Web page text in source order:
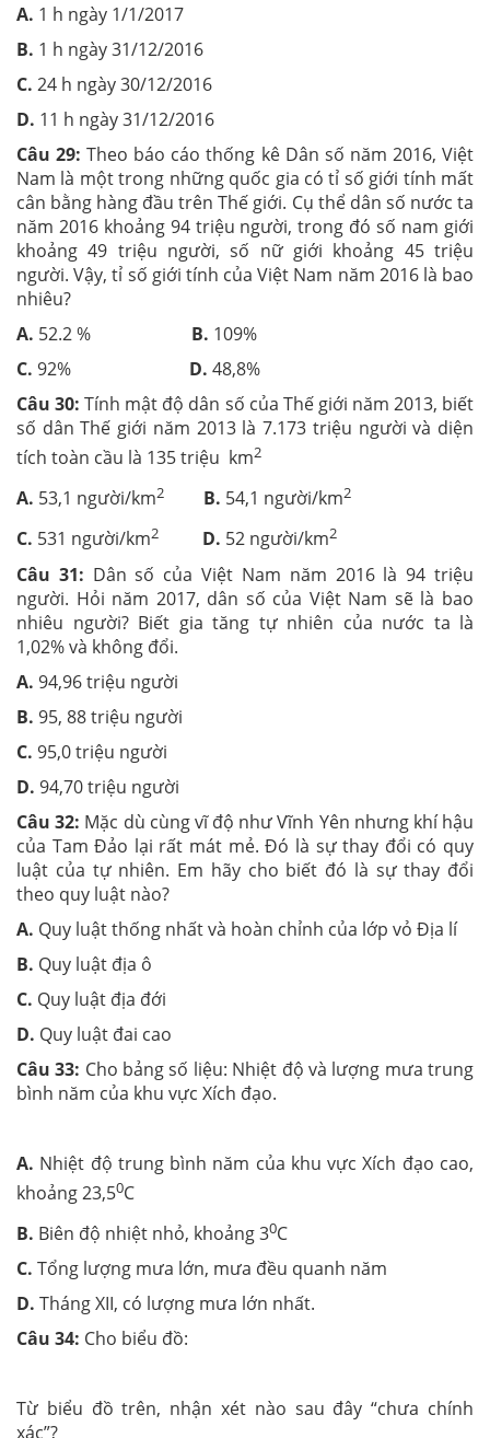
A. 1 h ngày 1/1/2017
B. 1 h ngày 31/12/2016
C. 24 h ngày 30/12/2016
D. 11 h ngày 31/12/2016
Câu 29: Theo báo cáo thống kê Dân số năm 2016, Việt
Nam là một trong những quốc gia có tỉ số giới tính mất
cân bằng hàng đầu trên Thế giới. Cụ thể dân số nước ta
năm 2016 khoảng 94 triệu người, trong đó số nam giới
khoảng 49 triệu người, số nữ giới khoảng 45 triệu
người. Vậy, tỉ số giới tính của Việt Nam năm 2016 là bao
nhiêu?
A. 52.2 % B. 109%
C. 92% D. 48,8%
Câu 30: Tính mật độ dân số của Thế giới năm 2013, biết
số dân Thế giới năm 2013 là 7.173 triệu người và diện
tích toàn cầu là 135 triệu km2
A. 53,1 người/km2 B. 54,1 người/km2
C. 531 người/km2 D. 52 người/km2
Câu 31: Dân số của Việt Nam năm 2016 là 94 triệu
người. Hỏi năm 2017, dân số của Việt Nam sẽ là bao
nhiêu người? Biết gia tăng tự nhiên của nước ta là
1,02% và không đổi.
A. 94,96 triệu người
B. 95, 88 triệu người
C. 95,0 triệu người
D. 94,70 triệu người
Câu 32: Mặc dù cùng vĩ độ như Vĩnh Yên nhưng khí hậu
của Tam Đảo lại rất mát mẻ. Đó là sự thay đổi có quy
luật của tự nhiên. Em hãy cho biết đó là sự thay đổi
theo quy luật nào?
A. Quy luật thống nhất và hoàn chỉnh của lớp vỏ Địa lí
B. Quy luật địa ô
C. Quy luật địa đới
D. Quy luật đai cao
Câu 33: Cho bảng số liệu: Nhiệt độ và lượng mưa trung
bình năm của khu vực Xích đạo.
A. Nhiệt độ trung bình năm của khu vực Xích đạo cao,
khoảng 23,50C
B. Biên độ nhiệt nhỏ, khoảng 30C
C. Tổng lượng mưa lớn, mưa đều quanh năm
D. Tháng XII, có lượng mưa lớn nhất.
Câu 34: Cho biểu đồ:
Từ biểu đồ trên, nhận xét nào sau đây “chưa chính
xác”?